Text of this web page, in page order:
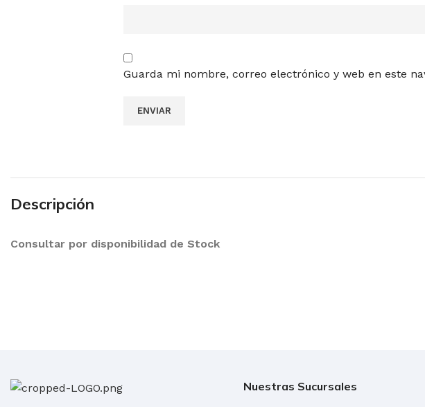
Guarda mi nombre, correo electrónico y web en este
Descripción
Consultar por disponibilidad de Stock
Nuestras Sucursales